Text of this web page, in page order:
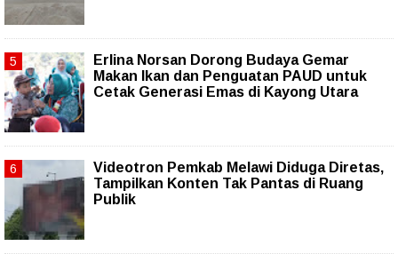
Erlina Norsan Dorong Budaya Gemar
Makan Ikan dan Penguatan PAUD untuk
Cetak Generasi Emas di Kayong Utara
Videotron Pemkab Melawi Diduga Diretas,
Tampilkan Konten Tak Pantas di Ruang
Publik